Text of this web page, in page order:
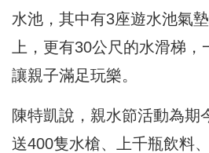
水池，其中有3座遊水池氣
上，更有30公尺的水滑梯
讓親子滿足玩樂。
陳特凱說，親水節活動為期
送400隻水槍、上千瓶飲料